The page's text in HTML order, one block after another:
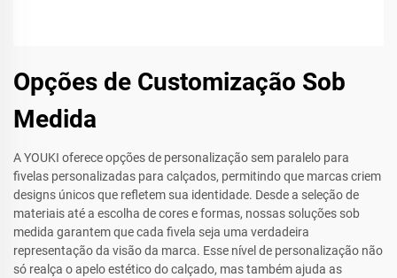
Opções de Customização Sob
Medida
A YOUKI oferece opções de personalização sem paralelo para
fivelas personalizadas para calçados, permitindo que marcas criem
designs únicos que refletem sua identidade. Desde a seleção de
materiais até a escolha de cores e formas, nossas soluções sob
medida garantem que cada fivela seja uma verdadeira
representação da visão da marca. Esse nível de personalização não
só realça o apelo estético do calçado, mas também ajuda as